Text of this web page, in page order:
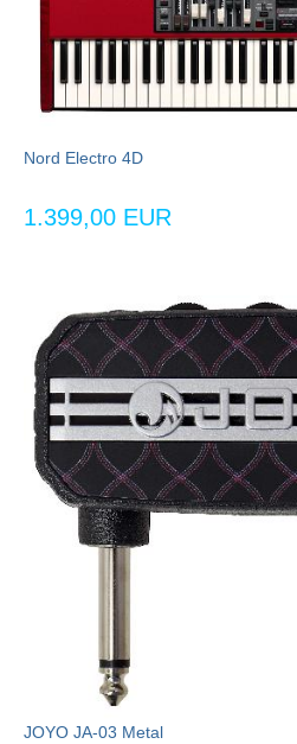
Nord Electro 4D
1.399,00 EUR
JOYO JA-03 Metal